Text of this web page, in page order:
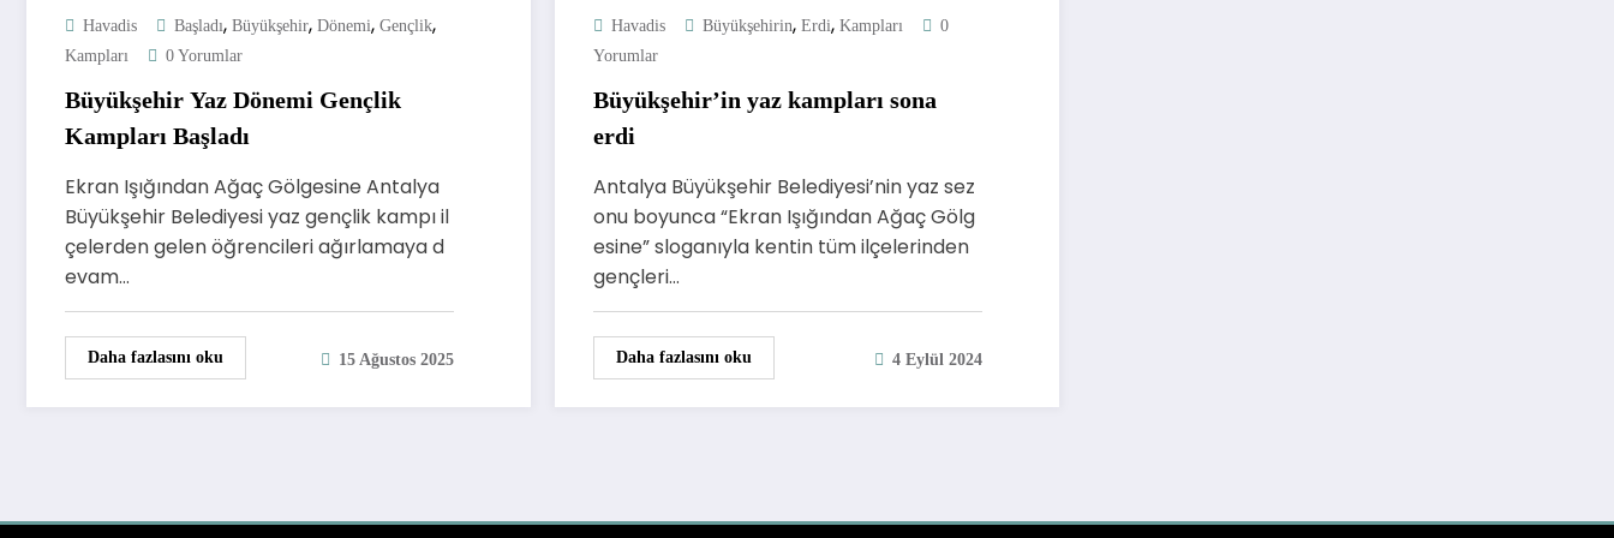
Havadis Başladı, Büyükşehir, Dönemi, Gençlik,
Kampları 0 Yorumlar
Büyükşehir Yaz Dönemi Gençlik
Kampları Başladı
Ekran Işığından Ağaç Gölgesine Antalya
Büyükşehir Belediyesi yaz gençlik kampı il
çelerden gelen öğrencileri ağırlamaya d
evam…
Daha fazlasını oku 15 Ağustos 2025
Havadis Büyükşehirin, Erdi, Kampları
0
Yorumlar
Büyükşehir’in yaz kampları sona
erdi
Antalya Büyükşehir Belediyesi’nin yaz sez
onu boyunca “Ekran Işığından Ağaç Gölg
esine” sloganıyla kentin tüm ilçelerinden
gençleri…
Daha fazlasını oku 4 Eylül 2024